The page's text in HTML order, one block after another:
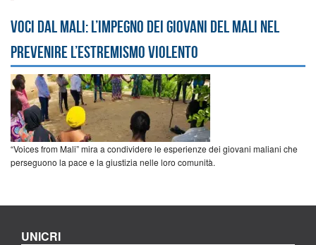
Voci dal Mali: l’impegno dei giovani del Mali nel
prevenire l’estremismo violento
“Voices from Mali” mira a condividere le esperienze dei giovani maliani che
perseguono la pace e la giustizia nelle loro comunità.
UNICRI